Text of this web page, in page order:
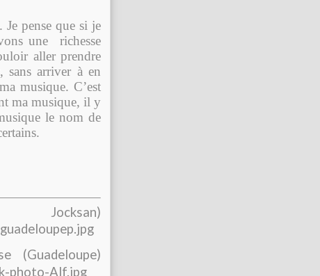
pense que si je
une richesse
aller prendre
sans arriver à en
musique. C’est
ma musique, il y
le nom de
(Guadeloupe)